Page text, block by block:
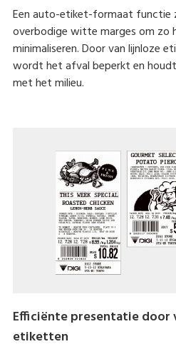
Een auto-etiket-formaat functie
overbodige witte marges om zo
minimaliseren. Door van lijnloze
wordt het afval beperkt en
met het milieu.
Efficiënte presentatie door
etiketten